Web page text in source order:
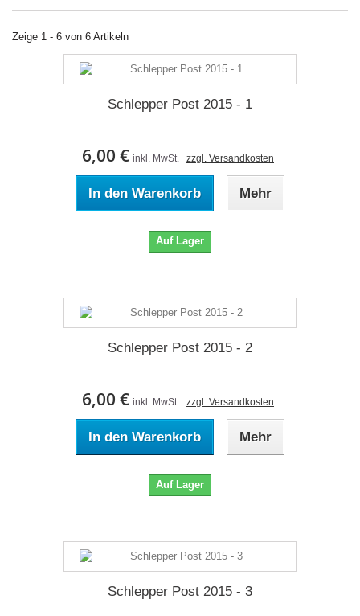
Zeige 1 - 6 von 6 Artikeln
Schlepper Post 2015 - 1
6,00 € inkl. MwSt. zzgl. Versandkosten
In den Warenkorb Mehr
Auf Lager
Schlepper Post 2015 - 2
6,00 € inkl. MwSt. zzgl. Versandkosten
In den Warenkorb Mehr
Auf Lager
Schlepper Post 2015 - 3